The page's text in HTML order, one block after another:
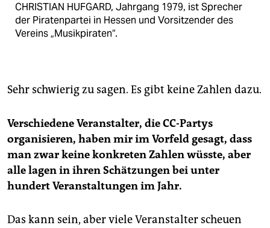
CHRISTIAN HUFGARD, Jahrgang 1979, ist Sprecher
der Piratenpartei in Hessen und Vorsitzender des
Vereins „Musikpiraten“.
Sehr schwierig zu sagen. Es gibt keine Zahlen dazu.
Verschiedene Veranstalter, die CC-Partys
organisieren, haben mir im Vorfeld gesagt, dass
man zwar keine konkreten Zahlen wüsste, aber
alle lagen in ihren Schätzungen bei unter
hundert Veranstaltungen im Jahr.
Das kann sein, aber viele Veranstalter scheuen